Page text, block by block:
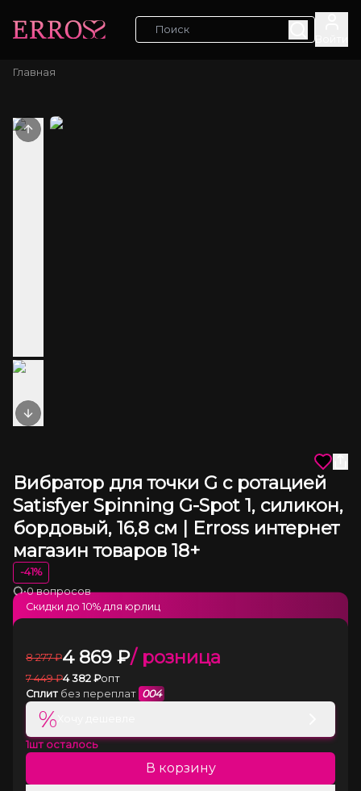
Главная
Previous slide
Next slide
Вибратор для точки G с ротацией
Satisfyer Spinning G-Spot 1, силикон,
бордовый, 16,8 см | Erross интернет
магазин товаров 18+
-41%
Загрузка
•0 вопросов
8 277 ₽4 869 ₽/ розница
7 449 ₽4 382 ₽опт
Сплит без переплат 004
%
1шт осталось
В корзину
Скидки до 10% для юрлиц